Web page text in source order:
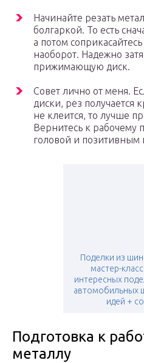
Начинайте резать
болгаркой. То есть
а потом
наоборот. Надежно
прижимающую диск.
Совет лично от меня.
диски, рез получается
не клеится, то лучше
Вернитесь к рабочему
головой и позитивным
Поделки из
мастер-
интересных
автомобильных
идей +
Подготовка к
металлу